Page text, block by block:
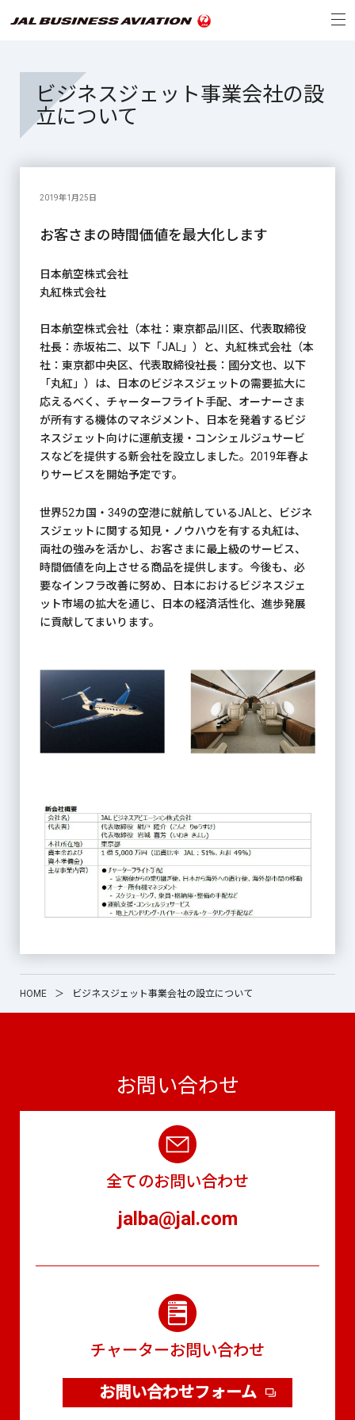
ビジネスジェット事業会社の設
立について
2019年1月25日
お客さまの時間価値を最大化します
日本航空株式会社
丸紅株式会社
日本航空株式会社（本社：東京都品川区、代表取締役
社長：赤坂祐二、以下「JAL」）と、丸紅株式会社（本
社：東京都中央区、代表取締役社長：國分文也、以下
「丸紅」）は、日本のビジネスジェットの需要拡大に
応えるべく、チャーターフライト手配、オーナーさま
が所有する機体のマネジメント、日本を発着するビジ
ネスジェット向けに運航支援・コンシェルジュサービ
スなどを提供する新会社を設立しました。2019年春よ
りサービスを開始予定です。
世界52カ国・349の空港に就航しているJALと、ビジネ
スジェットに関する知見・ノウハウを有する丸紅は、
両社の強みを活かし、お客さまに最上級のサービス、
時間価値を向上させる商品を提供します。今後も、必
要なインフラ改善に努め、日本におけるビジネスジェ
ット市場の拡大を通じ、日本の経済活性化、進歩発展
に貢献してまいります。
HOME ＞ ビジネスジェット事業会社の設立について
お問い合わせ
全てのお問い合わせ
jalba@jal.com
チャーターお問い合わせ
お問い合わせフォーム